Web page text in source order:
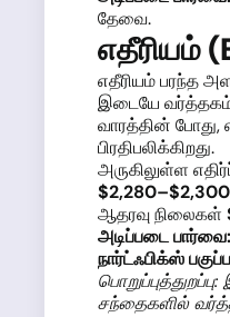
தேவை.
எதீரியம்
எதீரியம் பரந்த
இடையே வர்த்தகம்
வாரத்தின் போது,
பிரதிபலிக்கிறது.
அருகிலுள்ள
$2,280–$2,300
ஆதரவு நிலைகள்
அடிப்படை பார்வை:
நார்ட்ஃபிக்ஸ்
சந்தைகளில்